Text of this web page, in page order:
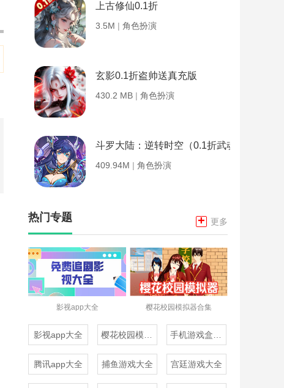
上古修仙0.1折
3.5M | 角色扮演
玄影0.1折盗帅送真充版
430.2 MB | 角色扮演
斗罗大陆：逆转时空（0.1折武魂觉醒）
409.94M | 角色扮演
热门专题 + 更多
影视app大全 樱花校园模拟器合集
影视app大全
腾讯app大全 捕鱼游戏大全 宫廷游戏大全